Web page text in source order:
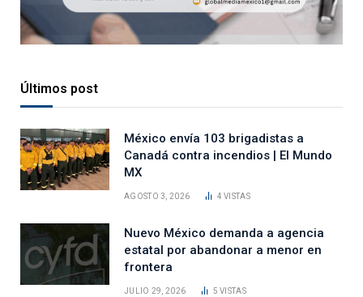
Últimos post
México envía 103 brigadistas a
Canadá contra incendios | El Mundo
MX
AGOSTO 3, 2026 4VISTAS
Nuevo México demanda a agencia
estatal por abandonar a menor en
frontera
JULIO 29, 2026 5VISTAS